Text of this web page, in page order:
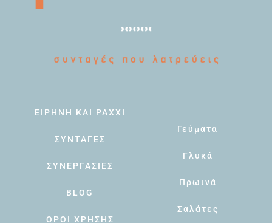
ΕΙΡΗΝΗ ΚΑΙ PAXXI
ΣΥΝΤΑΓΕΣ
ΣΥΝΕΡΓΑΣΙΕΣ
BLOG
ΟΡΟΙ ΧΡΗΣΗΣ
Γεύματα
Γλυκά
Πρωινά
Σαλάτες